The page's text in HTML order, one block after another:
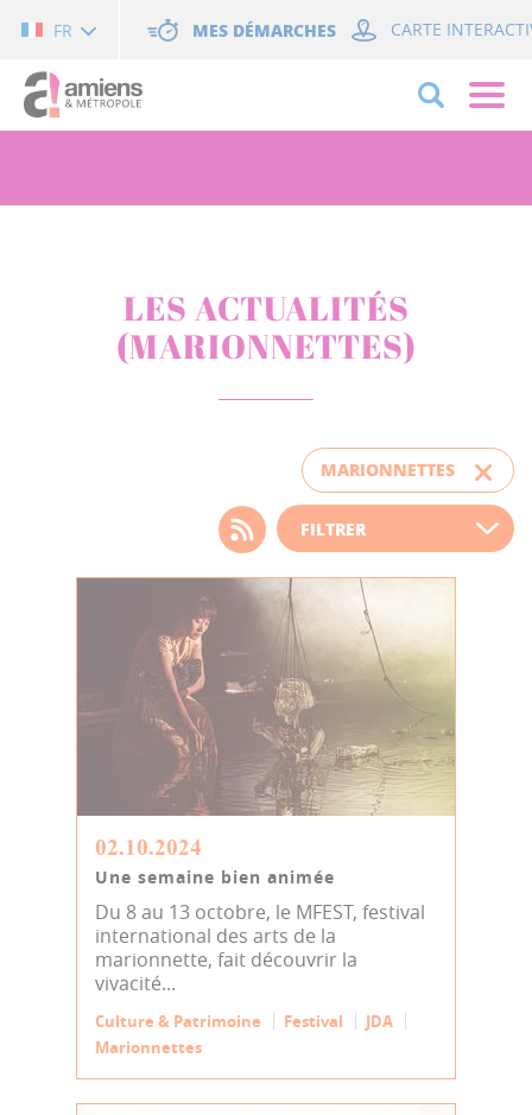
FR MES DÉMARCHES CARTE
LES ACTUALITÉS
(MARIONNETTES)
MARIONNETTES
Choisissez votre filtre
d'actualité
02.10.2024
Une semaine bien animée
Du 8 au 13 octobre, le MFEST, festival
international des arts de la
marionnette, fait découvrir la
vivacité...
Culture & Patrimoine Festival
JDA
Marionnettes